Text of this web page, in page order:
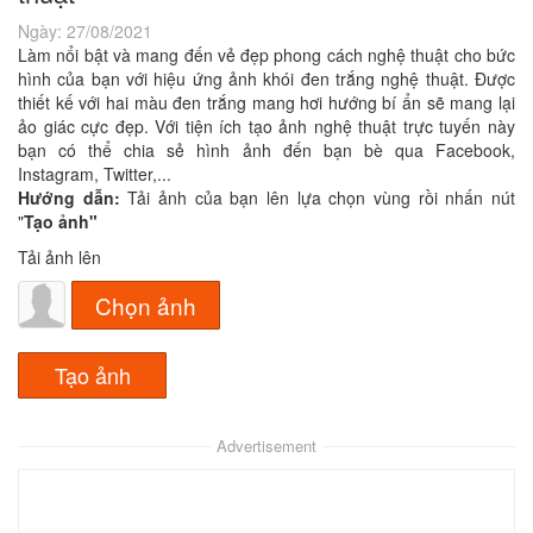
Ngày: 27/08/2021
Làm nổi bật và mang đến vẻ đẹp phong cách nghệ thuật cho bức
hình của bạn với hiệu ứng ảnh khói đen trắng nghệ thuật. Được
thiết kế với hai màu đen trắng mang hơi hướng bí ẩn sẽ mang lại
ảo giác cực đẹp. Với tiện ích tạo ảnh nghệ thuật trực tuyến này
bạn có thể chia sẻ hình ảnh đến bạn bè qua Facebook,
Instagram, Twitter,...
Hướng dẫn: Tải ảnh của bạn lên lựa chọn vùng rồi nhấn nút
"Tạo ảnh"
Tải ảnh lên
Chọn ảnh
Advertisement